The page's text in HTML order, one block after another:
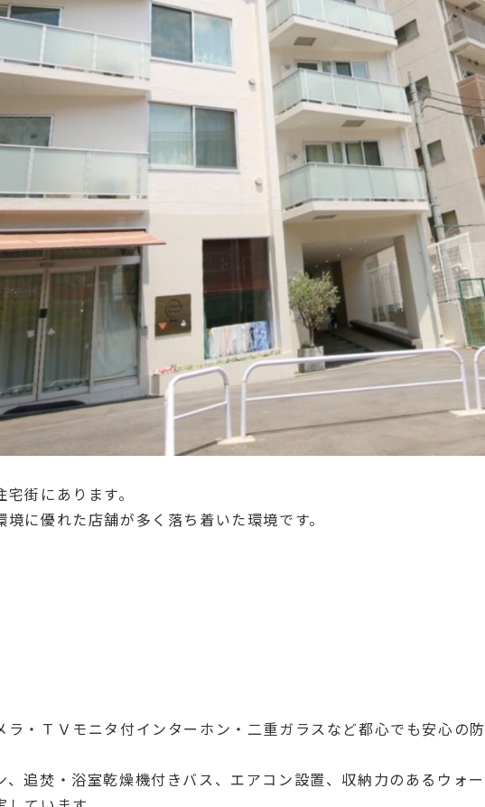
街にあります。
に優れた店舗が多く落ち着いた環境です。
・ＴＶモニタ付インターホン・二重ガラスなど都心でも安心の防
追焚・浴室乾燥機付きバス、エアコン設置、収納力のあるウォー